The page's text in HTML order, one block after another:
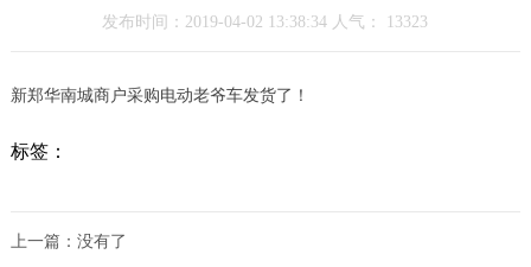
发布时间：2019-04-02 13:38:34 人气： 13323
新郑华南城商户采购电动老爷车发货了！
标签：
上一篇：没有了